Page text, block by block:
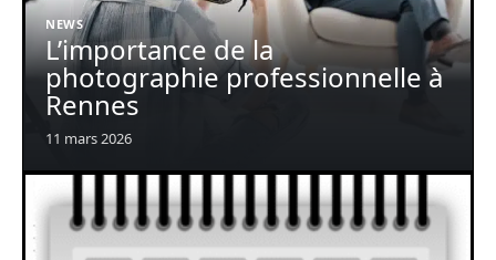
NEWS
L’importance de la
photographie professionnelle à
Rennes
11 mars 2026